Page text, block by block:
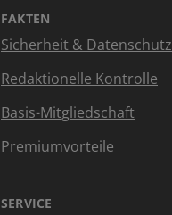
FAKTEN
Sicherheit & Datenschutz
Redaktionelle Kontrolle
Basis-Mitgliedschaft
Premiumvorteile
SERVICE